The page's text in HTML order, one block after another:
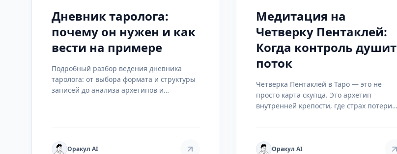
Дневник таролога:
почему он нужен и как
вести на примере
Подробный разбор ведения дневника
таролога: от выбора формата и структуры
записей до анализа архетипов и
Оракул AI
Медитация на
Четверку Пентаклей:
Когда контроль душит
поток
Четверка Пентаклей в Таро — это не
просто карта скупца. Это архетип
внутренней крепости, где страх потери
найти путь к щедрости, которая
Оракул AI